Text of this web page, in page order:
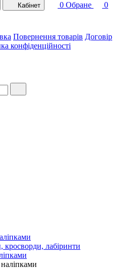
Кабінет 0 Обране
0
Повернення товарів Договір
конфіденційності
кросворди, лабіринти